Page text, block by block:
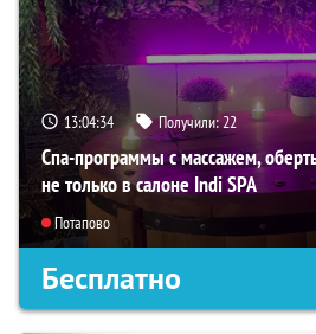
13:04:33 Получили:22
Спа-программы с массажем,
не только в салоне Indi SPA
Потапово
Бесплатно